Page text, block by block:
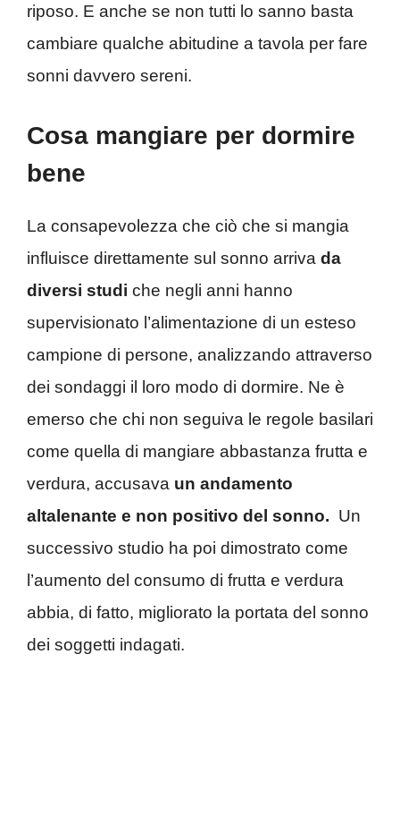
riposo. E anche se non tutti lo sanno basta
cambiare qualche abitudine a tavola per fare
sonni davvero sereni.
Cosa mangiare per dormire
bene
La consapevolezza che ciò che si mangia
influisce direttamente sul sonno arriva da
diversi studi che negli anni hanno
supervisionato l’alimentazione di un esteso
campione di persone, analizzando attraverso
dei sondaggi il loro modo di dormire. Ne è
emerso che chi non seguiva le regole basilari
come quella di mangiare abbastanza frutta e
verdura, accusava un andamento
altalenante e non positivo del sonno. Un
successivo studio ha poi dimostrato come
l’aumento del consumo di frutta e verdura
abbia, di fatto, migliorato la portata del sonno
dei soggetti indagati.